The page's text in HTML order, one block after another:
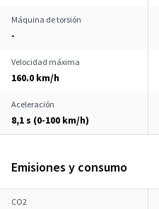
Máquina de torsión
-
Velocidad máxima
160.0 km/h
Aceleración
8,1 s (0-100 km/h)
Emisiones y consumo
CO2